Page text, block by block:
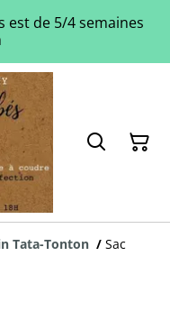
est de 5/4 semaines
Tata-Tonton / Sac